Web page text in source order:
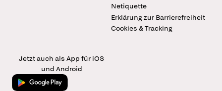
Netiquette
Erklärung zur Barrierefreiheit
Cookies & Tracking
Jetzt auch als App für iOS
und Android
Jetzt bei Google Play